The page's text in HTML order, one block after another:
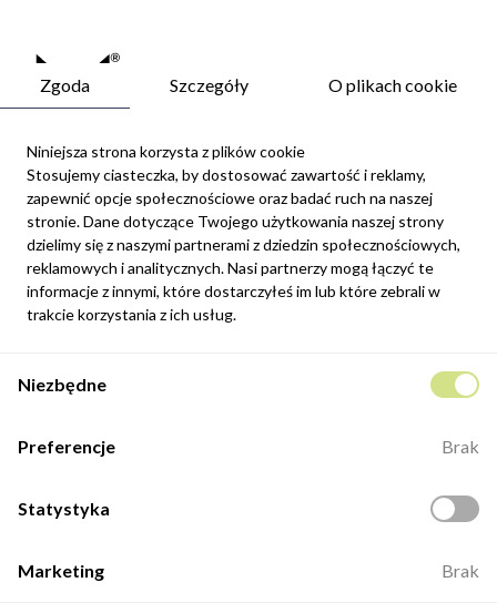
Newsletter
Możesz zrezygnować w każdej chwili. W tym celu należy odnaleźć
szczegóły w naszej informacji prawnej.
Zapisz się
internetowego.
Kontakt
Otwarte: 8:00 -16:00
Zgoda Szczegóły O plikach cookie
Niniejsza strona korzysta z plików cookie
Stosujemy ciasteczka, by dostosować zawartość i reklamy,
zapewnić opcje społecznościowe oraz badać ruch na naszej
stronie. Dane dotyczące Twojego użytkowania naszej strony
dzielimy się z naszymi partnerami z dziedzin społecznościowych,
reklamowych i analitycznych. Nasi partnerzy mogą łączyć te
informacje z innymi, które dostarczyłeś im lub które zebrali w
trakcie korzystania z ich usług.
Niezbędne
Preferencje Brak
Statystyka
Marketing Brak